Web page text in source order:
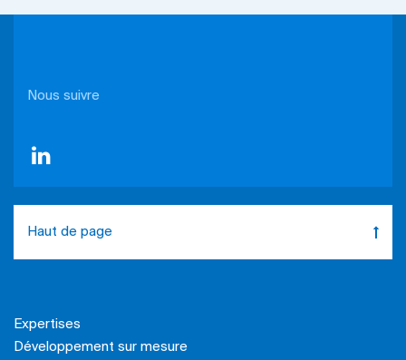
Nous suivre
Haut de page
Expertises
Développement sur mesure